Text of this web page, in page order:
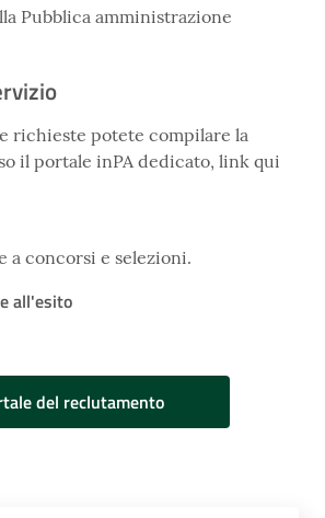
Pubblica amministrazione
richieste potete compilare la
il portale inPA dedicato, link qui
a concorsi e selezioni.
all'esito
del reclutamento